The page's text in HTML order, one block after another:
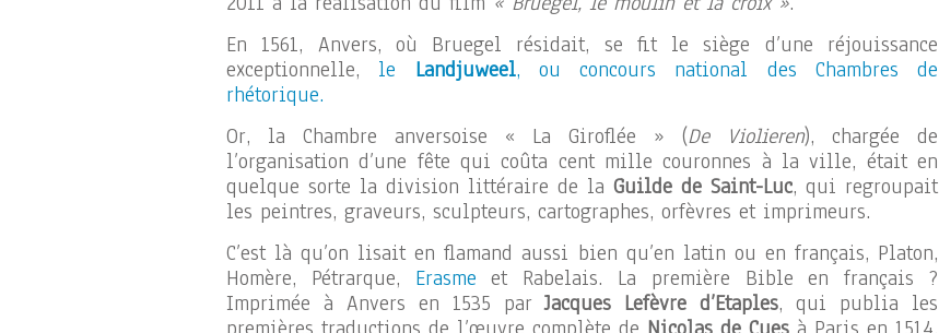
En 1561, Anvers, où Bruegel résidait, se fit le siège d’une réjouissance
exceptionnelle, le Landjuweel, ou concours national des Chambres de
rhétorique.
Or, la Chambre anversoise « La Giroflée » (De Violieren), chargée de
l’organisation d’une fête qui coûta cent mille couronnes à la ville, était en
quelque sorte la division littéraire de la Guilde de Saint-Luc, qui regroupait
les peintres, graveurs, sculpteurs, cartographes, orfèvres et imprimeurs.
C’est là qu’on lisait en flamand aussi bien qu’en latin ou en français, Platon,
Homère, Pétrarque, Erasme et Rabelais. La première Bible en français ?
Imprimée à Anvers en 1535 parJacques Lefèvre d’Etaples, qui publia les